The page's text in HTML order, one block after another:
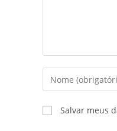
Salvar meus